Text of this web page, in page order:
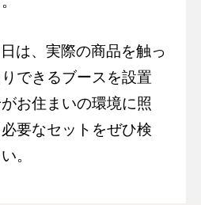
は、実際の商品を触っ
できるブースを設置
お住まいの環境に照
要なセットをぜひ検
。